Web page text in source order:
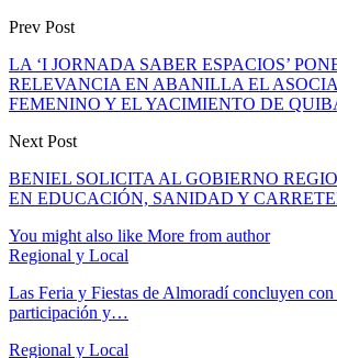
Prev Post
LA ‘I JORNADA SABER ESPACIOS’
RELEVANCIA EN ABANILLA EL
FEMENINO Y EL YACIMIENTO DE
Next Post
BENIEL SOLICITA AL GOBIERNO
EN EDUCACIÓN, SANIDAD Y
You might also like More from author
Regional y Local
Las Feria y Fiestas de Almoradí concluyen
participación y…
Regional y Local